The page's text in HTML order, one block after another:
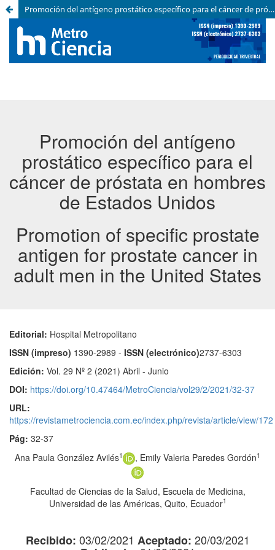
Promoción del antígeno prostático específico para el cáncer de próstata en hombres de Estados Unidos